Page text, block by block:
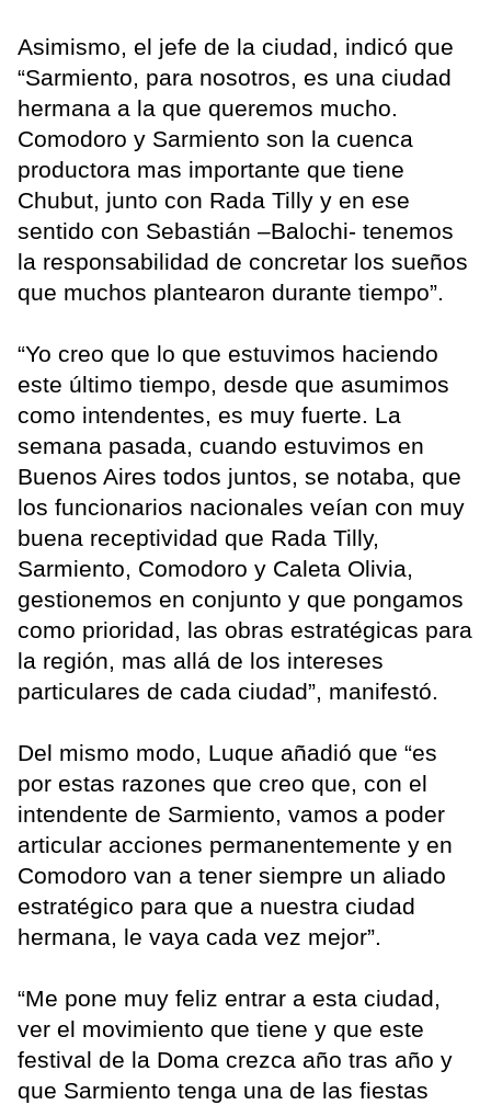
Asimismo, el jefe de la ciudad, indicó que
“Sarmiento, para nosotros, es una ciudad
hermana a la que queremos mucho.
Comodoro y Sarmiento son la cuenca
productora mas importante que tiene
Chubut, junto con Rada Tilly y en ese
sentido con Sebastián –Balochi- tenemos
la responsabilidad de concretar los sueños
que muchos plantearon durante tiempo”.
“Yo creo que lo que estuvimos haciendo
este último tiempo, desde que asumimos
como intendentes, es muy fuerte. La
semana pasada, cuando estuvimos en
Buenos Aires todos juntos, se notaba, que
los funcionarios nacionales veían con muy
buena receptividad que Rada Tilly,
Sarmiento, Comodoro y Caleta Olivia,
gestionemos en conjunto y que pongamos
como prioridad, las obras estratégicas para
la región, mas allá de los intereses
particulares de cada ciudad”, manifestó.
Del mismo modo, Luque añadió que “es
por estas razones que creo que, con el
intendente de Sarmiento, vamos a poder
articular acciones permanentemente y en
Comodoro van a tener siempre un aliado
estratégico para que a nuestra ciudad
hermana, le vaya cada vez mejor”.
“Me pone muy feliz entrar a esta ciudad,
ver el movimiento que tiene y que este
festival de la Doma crezca año tras año y
que Sarmiento tenga una de las fiestas